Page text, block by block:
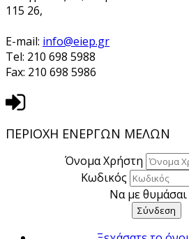
115 26,
E-mail: info@eiep.gr
Tel: 210 698 5988
Fax: 210 698 5986
ΠΕΡΙΟΧΗ ΕΝΕΡΓΩΝ ΜΕΛΩΝ
Όνομα Χρήστη
Κωδικός
Να με θυμάσαι
Σύνδεση